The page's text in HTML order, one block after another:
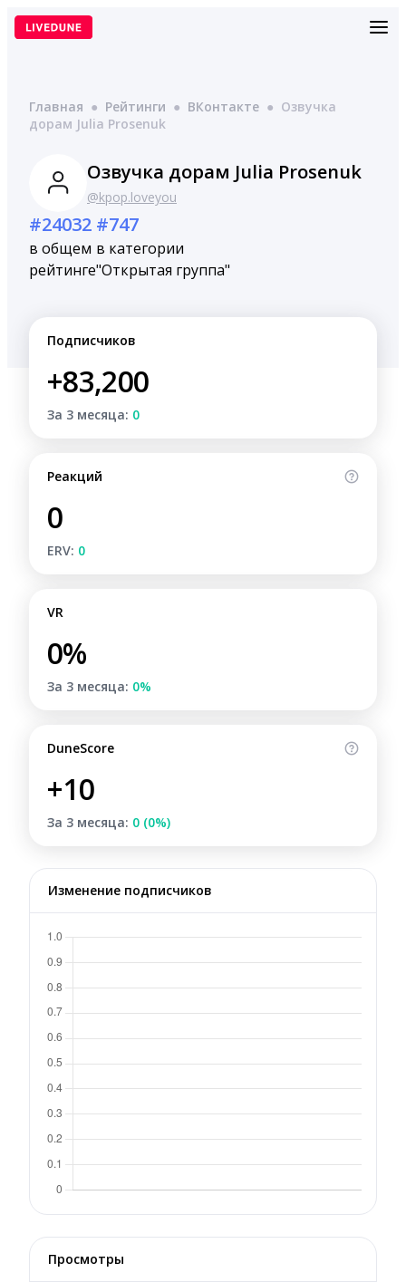
Перейти
Главная ● Рейтинги ● ВКонтакте ● Озвучка
дорам Julia Prosenuk
Озвучка дорам Julia Prosenuk
@kpop.loveyou
#24032
в общем
рейтинге
#747
в категории
"Открытая группа"
Подписчиков
+83,200
За 3 месяца: 0
Реакций
0
ERV: 0
VR
0%
За 3 месяца: 0%
DuneScore
+10
За 3 месяца: 0 (0%)
Изменение подписчиков
Просмотры